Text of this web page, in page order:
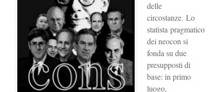
delle
circostanze. Lo
statista pragmatico
dei neocon si
fonda su due
presupposti di
base: in primo
luogo,